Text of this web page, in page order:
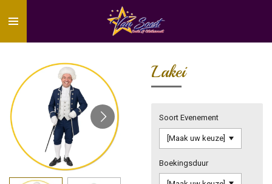
direct
hoofdinhoud
Lakei
Soort Evenement
Boekingsduur